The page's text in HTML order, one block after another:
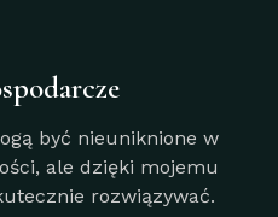
być nieuniknione w
ale dzięki mojemu
rozwiązywać.